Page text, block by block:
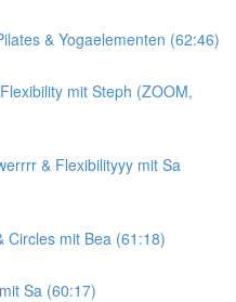
& Yogaelementen (62:46)
mit Steph (ZOOM,
& Flexibilityyy mit Sa
Circles mit Bea (61:18)
Sa (60:17)